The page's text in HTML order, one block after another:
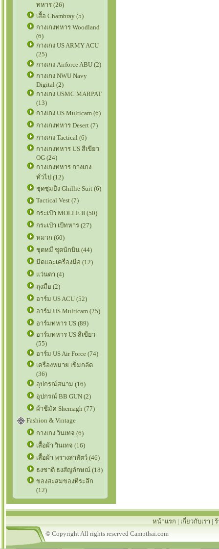
ทหาร (26)
เสื้อ Chambray (5)
กางเกงทหาร Woodland
(6)
กางเกง US ARMY ACU
(25)
กางเกง Airforce ABU (2)
กางเกง NWU Navy
Digital (2)
กางเกง USMC MARPAT
(13)
กางเกง US Multicam (6)
กางเกงทหาร Desert (7)
กางเกง Tactical (6)
กางเกงทหาร US สีเขียว
OG (24)
กางเกงทหาร กางเกง
ทั่วไป (12)
ชุดซุ่มยิง Ghillie Suit (6)
Tactical Vest (7)
กระเป๋า MOLLE II (50)
กระเป๋า เป้ทหาร (27)
หมวก (60)
ชุดหมี ชุดนักบิน (44)
มีดและเครื่องมือ (12)
แว่นตา (4)
ถุงมือ (2)
อาร์ม US ACU (52)
อาร์ม US Multicam (25)
อาร์มทหาร US (89)
อาร์มทหาร US สีเขียว
(55)
อาร์ม US Air Force (74)
เครื่องหมาย เข็มกลัด
(36)
อุปกรณ์สนาม (16)
อุปกรณ์ BB GUN (2)
ผ้าชีมัค Shemagh (77)
Fashion & Vintage
กางเกง วินเทจ (6)
เสื้อผ้า วินเทจ (16)
เสื้อผ้า พรางล่าสัตว์ (46)
ธงชาติ ธงสัญลักษณ์ (18)
ของสะสมของที่ระลึก
(12)
หน้าแรก | เกี่ยวกับเรา |
© Copyright All rights reserved Campthai.com